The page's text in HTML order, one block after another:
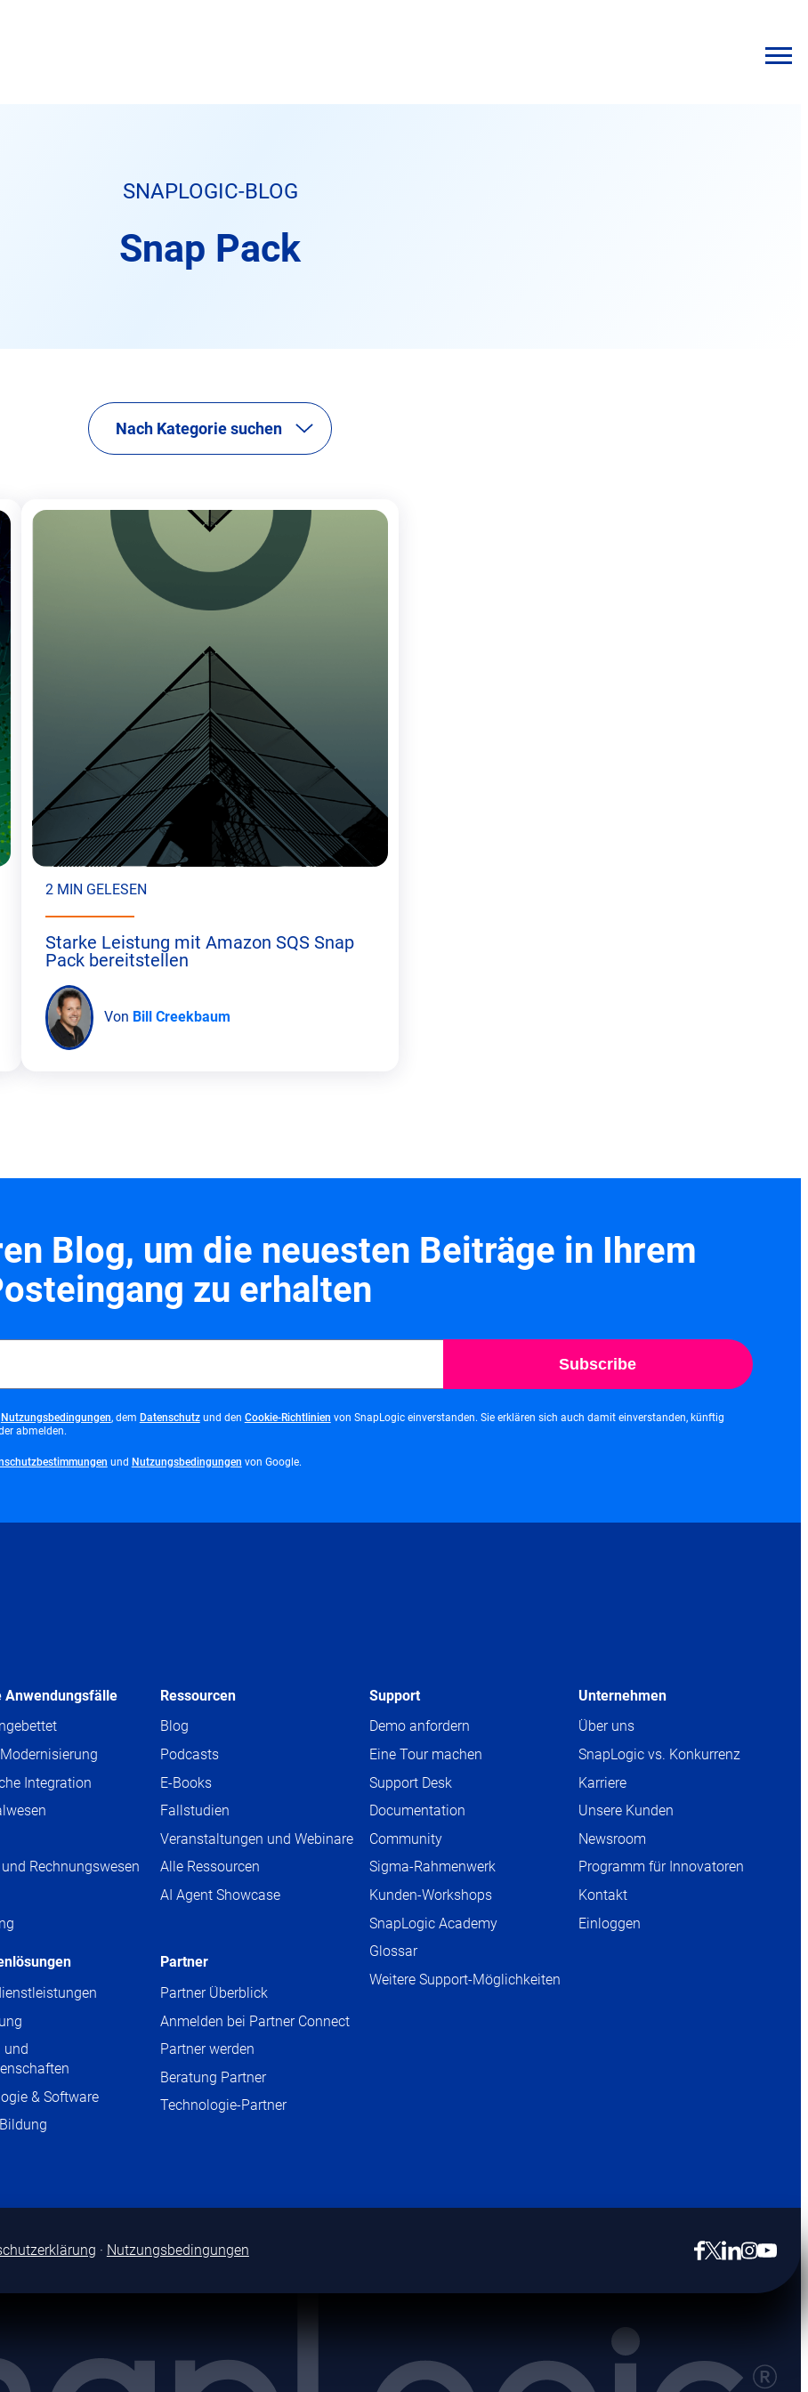
SNAPLOGIC-BLOG
Snap Pack
Nach Kategorie suchen
2 MIN GELESEN
Starke Leistung mit Amazon SQS Snap
Pack bereitstellen
Von Bill Creekbaum
Blog, um die neuesten Beiträge in Ihrem
zu erhalten
Subscribe
Nutzungsbedingungenopens
, dem Datenschutzopens
tab
und den Cookie-Richtlinienopens
von SnapLogic einverstanden. Sie erklären sich auch damit einverstanden, künftig
abmelden.
opens
und Nutzungsbedingungenopens
von Google.
Anwendungsfälle
Integration
Rechnungswesen
und
& Software
Ressourcen
Blog
Podcasts
E-Books
Fallstudien
Veranstaltungen und Webinare
Alle Ressourcen
AI Agent Showcase
Partner
Partner Überblick
Anmelden bei Partner Connect
Partner werden
Beratung Partner
Technologie-Partner
Support
Demo anfordern
Eine Tour machen
Support Desk
Documentation
TAB
Community
IN
TAB
Sigma-Rahmenwerk
Kunden-Workshops
SnapLogic Academy
Glossar
Weitere Support-Möglichkeiten
Unternehmen
Über uns
SnapLogic vs. Konkurrenz
Karriere
Unsere Kunden
Newsroom
Programm für Innovatoren
Kontakt
Einloggen
· Nutzungsbedingungen
opens in new tabopens in new tabopens in new tab opens in new tab